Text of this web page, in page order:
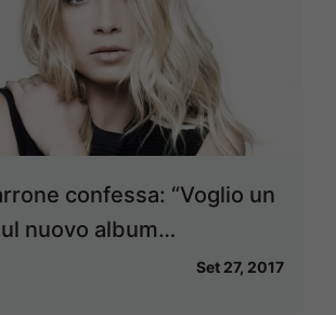
confessa: “Voglio un
nuovo album…
Set 27, 2017